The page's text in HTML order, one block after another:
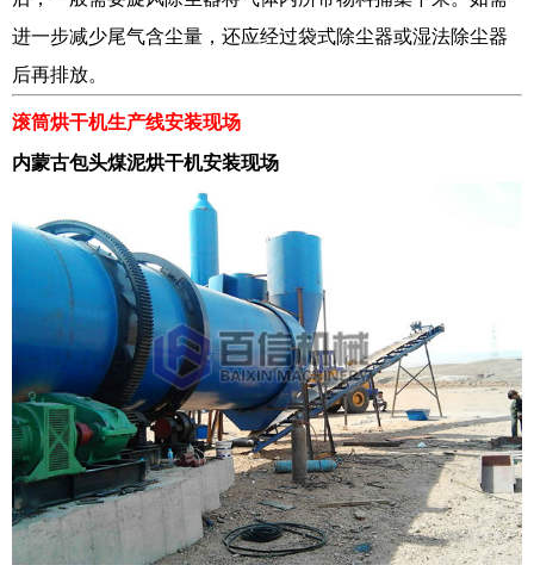
进一步减少尾气含尘量，还应经过袋式除尘器或湿法除尘器
后再排放。
滚筒烘干机生产线安装现场
内蒙古包头煤泥烘干机安装现场​